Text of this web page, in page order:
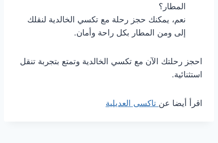
المطار؟
نعم، يمكنك حجز رحلة مع تكسي الخالدية لنقلك
إلى ومن المطار بكل راحة وأمان.
احجز رحلتك الآن مع تكسي الخالدية وتمتع بتجربة تنقل
استثنائية.
اقرأ أيضا عن تاكسى العديلية